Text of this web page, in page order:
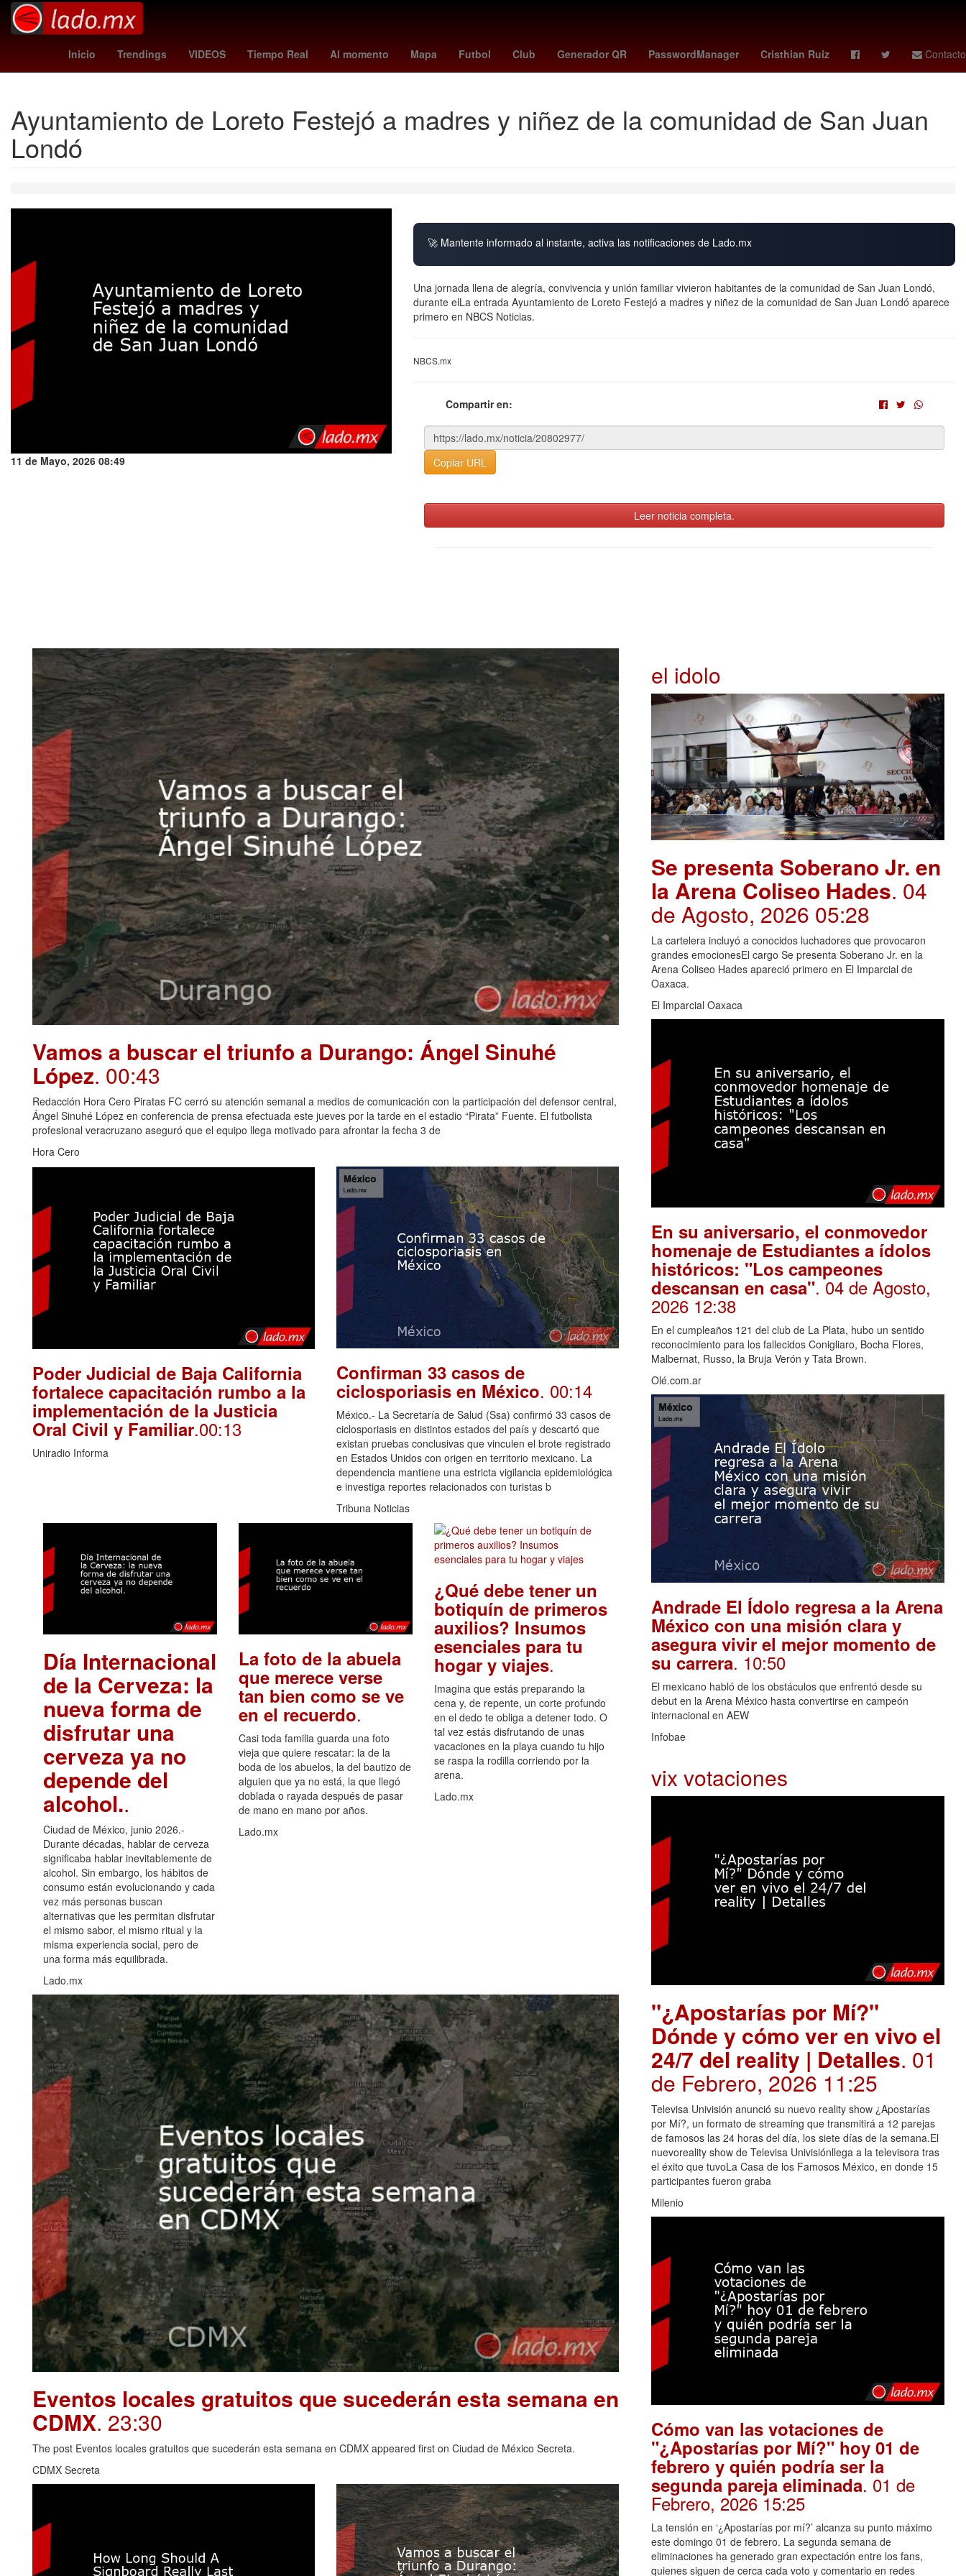
Inicio Trendings VIDEOS Tiempo Real Al momento Mapa Futbol Club Generador QR PasswordManager Cristhian Ruiz Contacto
Danna Paola lafc - guadalajara Agave Juegos Panamericanos volcan purace 26 de marzo Agresión Pago Senador vix votaciones
Ayuntamiento de Loreto Festejó a madres y niñez de la comunidad de San Juan
Londó
11 de Mayo, 2026 08:49
🚀 Mantente informado al instante, activa las notificaciones de Lado.mx
Una jornada llena de alegría, convivencia y unión familiar vivieron habitantes de la comunidad de San Juan Londó,
durante elLa entrada Ayuntamiento de Loreto Festejó a madres y niñez de la comunidad de San Juan Londó aparece
primero en NBCS Noticias.
NBCS.mx
Compartir en:
Copiar URL
Leer noticia completa.
Vamos a buscar el triunfo a Durango: Ángel Sinuhé
López. 00:43
Redacción Hora Cero Piratas FC cerró su atención semanal a medios de comunicación con la participación del defensor central,
Ángel Sinuhé López en conferencia de prensa efectuada este jueves por la tarde en el estadio “Pirata” Fuente. El futbolista
profesional veracruzano aseguró que el equipo llega motivado para afrontar la fecha 3 de
Hora Cero
Poder Judicial de Baja California
fortalece capacitación rumbo a la
implementación de la Justicia
Oral Civil y Familiar.00:13
Uniradio Informa
Confirman 33 casos de
ciclosporiasis en México. 00:14
México.- La Secretaría de Salud (Ssa) confirmó 33 casos de
ciclosporiasis en distintos estados del país y descartó que
existan pruebas conclusivas que vinculen el brote registrado
en Estados Unidos con origen en territorio mexicano. La
dependencia mantiene una estricta vigilancia epidemiológica
e investiga reportes relacionados con turistas b
Tribuna Noticias
Día Internacional
de la Cerveza: la
nueva forma de
disfrutar una
cerveza ya no
depende del
alcohol..
Ciudad de México, junio 2026.-
Durante décadas, hablar de cerveza
significaba hablar inevitablemente de
alcohol. Sin embargo, los hábitos de
consumo están evolucionando y cada
vez más personas buscan
alternativas que les permitan disfrutar
el mismo sabor, el mismo ritual y la
misma experiencia social, pero de
una forma más equilibrada.
Lado.mx
La foto de la abuela
que merece verse
tan bien como se ve
en el recuerdo.
Casi toda familia guarda una foto
vieja que quiere rescatar: la de la
boda de los abuelos, la del bautizo de
alguien que ya no está, la que llegó
doblada o rayada después de pasar
de mano en mano por años.
Lado.mx
¿Qué debe tener un
botiquín de primeros
auxilios? Insumos
esenciales para tu
hogar y viajes.
Imagina que estás preparando la
cena y, de repente, un corte profundo
en el dedo te obliga a detener todo. O
tal vez estás disfrutando de unas
vacaciones en la playa cuando tu hijo
se raspa la rodilla corriendo por la
arena.
Lado.mx
Eventos locales gratuitos que sucederán esta semana en
CDMX. 23:30
The post Eventos locales gratuitos que sucederán esta semana en CDMX appeared first on Ciudad de México Secreta.
CDMX Secreta
el idolo
Se presenta Soberano Jr. en
la Arena Coliseo Hades. 04
de Agosto, 2026 05:28
La cartelera incluyó a conocidos luchadores que provocaron
grandes emocionesEl cargo Se presenta Soberano Jr. en la
Arena Coliseo Hades apareció primero en El Imparcial de
Oaxaca.
El Imparcial Oaxaca
En su aniversario, el conmovedor
homenaje de Estudiantes a ídolos
históricos: "Los campeones
descansan en casa". 04 de Agosto,
2026 12:38
En el cumpleaños 121 del club de La Plata, hubo un sentido
reconocimiento para los fallecidos Conigliaro, Bocha Flores,
Malbernat, Russo, la Bruja Verón y Tata Brown.
Olé.com.ar
Andrade El Ídolo regresa a la Arena
México con una misión clara y
asegura vivir el mejor momento de
su carrera. 10:50
El mexicano habló de los obstáculos que enfrentó desde su
debut en la Arena México hasta convertirse en campeón
internacional en AEW
Infobae
vix votaciones
"¿Apostarías por Mí?"
Dónde y cómo ver en vivo el
24/7 del reality | Detalles. 01
de Febrero, 2026 11:25
Televisa Univisión anunció su nuevo reality show ¿Apostarías
por Mí?, un formato de streaming que transmitirá a 12 parejas
de famosos las 24 horas del día, los siete días de la semana.El
nuevoreality show de Televisa Univisiónllega a la televisora tras
el éxito que tuvoLa Casa de los Famosos México, en donde 15
participantes fueron graba
Milenio
Cómo van las votaciones de
"¿Apostarías por Mí?" hoy 01 de
febrero y quién podría ser la
segunda pareja eliminada. 01 de
Febrero, 2026 15:25
La tensión en ‘¿Apostarías por mí?’ alcanza su punto máximo
este domingo 01 de febrero. La segunda semana de
eliminaciones ha generado gran expectación entre los fans,
quienes siguen de cerca cada voto y comentario en redes